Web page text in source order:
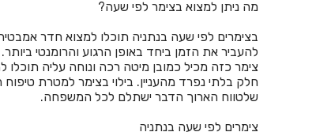
מה ניתן למצוא בצימר לפי שעה?
בצימרים לפי שעה בנתניה תוכלו למצוא חדר
להעביר את הזמן ביחד באופן הרגוע והרומנטי
צימר כזה מכיל כמובן מיטה רכה ונוחה עליה
חלק בלתי נפרד מהעניין. בילוי בצימר למטרת
שלטווח הארוך הדבר ישתלם לכל המשפחה.
צימרים לפי שעה בנתניה